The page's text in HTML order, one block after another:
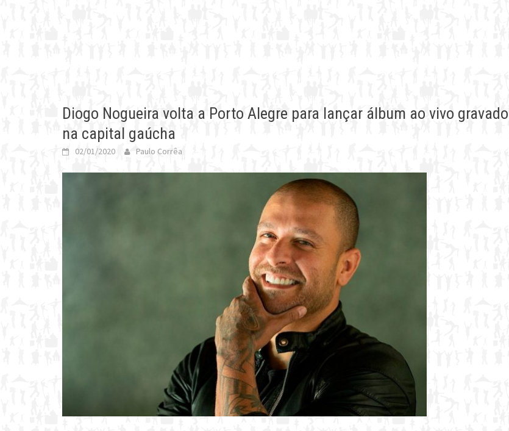
Diogo Nogueira volta a Porto Alegre para lançar álbum ao vivo gravado
na capital gaúcha
02/01/2020 Paulo Corrêa